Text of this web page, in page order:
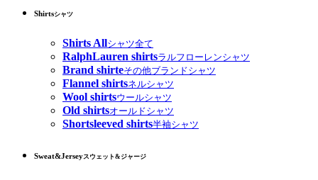
Shirtsシャツ
Shirts Allシャツ全て
RalphLauren shirtsラルフローレンシャツ
Brand shirteその他ブランドシャツ
Flannel shirtsネルシャツ
Wool shirtsウールシャツ
Old shirtsオールドシャツ
Shortsleeved shirts半袖シャツ
Sweat&Jerseyスウェット&ジャージ